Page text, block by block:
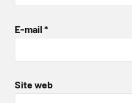
E-mail *
Site web